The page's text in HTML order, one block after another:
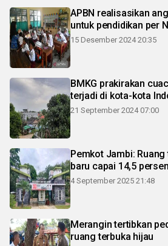
APBN realisasikan
untuk pendidikan per
15 Desember 2024 20:35
BMKG prakirakan
terjadi di kota-kota
21 September 2024 07:00
Pemkot Jambi: Ruang terbuka hijau publik
baru capai 14,5 persen
4 September 2025 21:48
Merangin tertibkan
ruang terbuka hijau